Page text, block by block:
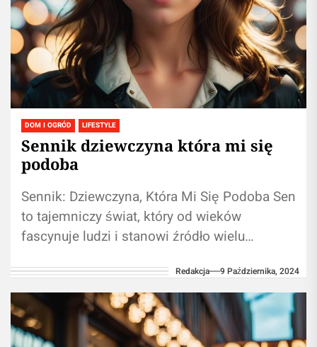
DOM I OGRÓD LIFESTYLE
Sennik dziewczyna która mi się
podoba
Sennik: Dziewczyna, Która Mi Się Podoba Sen
to tajemniczy świat, który od wieków
fascynuje ludzi i stanowi źródło wielu
senne dotyczące...
Redakcja 9 Października, 2024